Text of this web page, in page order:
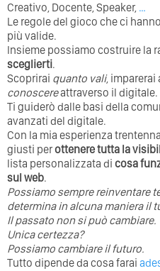
Creativo, Docente, Speaker, …
Le regole del gioco che ci
più valide.
Insieme possiamo costruire la
sceglierti.
Scoprirai quanto vali, imparerai
conoscereattraverso il digitale.
Ti guiderò dalle basi della
avanzati del digitale.
Con la mia esperienza
giusti perottenere tutta la
lista personalizzata di cosa
sul web.
Possiamo sempre reinventare
determina in alcuna maniera il
⁣Il passato non si può cambiare.
Unica certezza?
Possiamo cambiare il futuro.
Tutto dipende da cosa farai